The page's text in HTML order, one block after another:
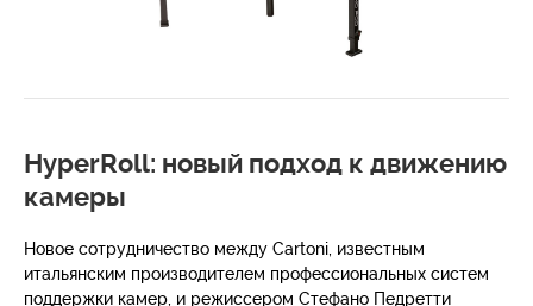
HyperRoll: новый подход к движению
камеры
Новое сотрудничество между Cartoni, известным
итальянским производителем профессиональных систем
поддержки камер, и режиссером Стефано Педретти